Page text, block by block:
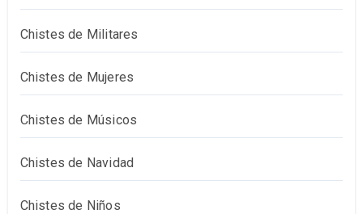
Chistes de Militares
Chistes de Mujeres
Chistes de Músicos
Chistes de Navidad
Chistes de Niños